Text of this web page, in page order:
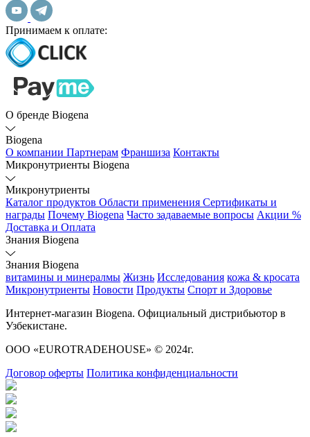
Принимаем к оплате:
О бренде Biogena
Biogena
О компании Партнерам Франшиза Контакты
Микронутриенты Biogena
Микронутриенты
Каталог продуктов Области применения Сертификаты и
награды Почему Biogena Часто задаваемые вопросы Акции %
Доставка и Оплата
Знания Biogena
Знания Biogena
витамины и минералмы Жизнь Исследования кожа & кросата
Микронутриенты Новости Продукты Спорт и Здоровье
Интернет-магазин Biogena. Официальный дистрибьютор в
Узбекистане.
ООО «EUROTRADEHOUSE» © 2024г.
Договор оферты Политика конфиденциальности